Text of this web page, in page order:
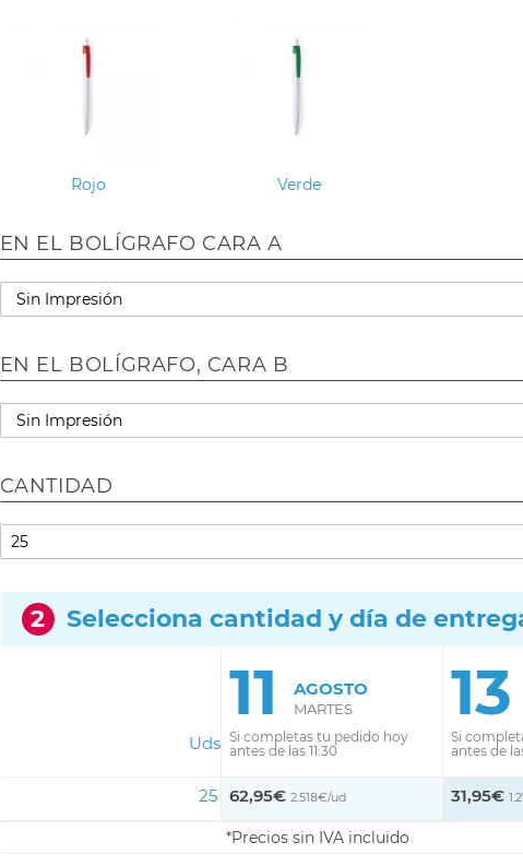
Rojo Verde
EN EL BOLÍGRAFO CARA A
EN EL BOLÍGRAFO, CARA B
CANTIDAD
2 Selecciona cantidad y día de
Uds
11 AGOSTO
MARTES
Si completas tu pedido hoy
antes de las 11:30
13
Si
antes de
25 62,95€ 2.518€/ud 31,95€
Precios sin IVA incluido